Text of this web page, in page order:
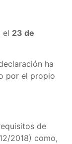
el 23 de
ha
por el propio
de
2018) como,